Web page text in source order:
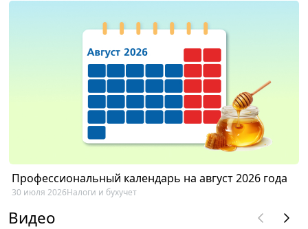
Профессиональный календарь на август 2026 года
30 июля 2026Налоги и бухучет
Видео